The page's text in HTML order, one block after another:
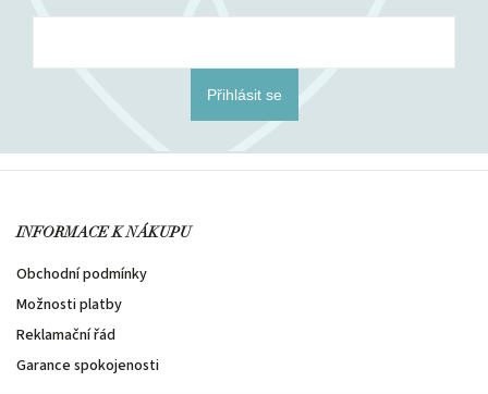
Přihlásit se
INFORMACE K NÁKUPU
Obchodní podmínky
Možnosti platby
Reklamační řád
Garance spokojenosti